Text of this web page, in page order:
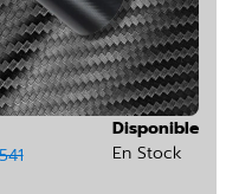
Disponible
En Stock